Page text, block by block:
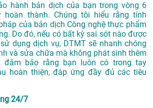
hành bản dịch của bạn trong vòng 6
hoàn thành. Chúng tôi hiểu rằng tính
của bản dịch Công nghệ thực phẩm
Do đó, nếu có bất kỳ sai sót nào được
dụng dịch vụ, DTMT sẽ nhanh chóng
và sửa chữa mà không phát sinh thêm
đảm bảo rằng bạn luôn có trong tay
hoàn thiện, đáp ứng đầy đủ các tiêu
24/7